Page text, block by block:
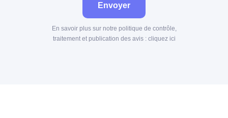
Envoyer
En savoir plus sur notre politique de contrôle,
traitement et publication des avis : cliquez ici